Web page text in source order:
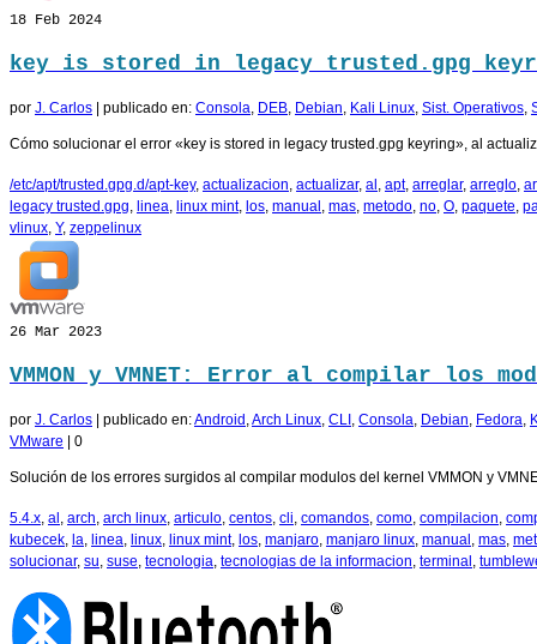
18 Feb 2024
key is stored in legacy trusted.gpg
por J. Carlos publicado en: Consola, DEB, Debian, Kali Linux, Sist. Operativos,
Cómo solucionar el error «key is stored in legacy trusted.gpg keyring», al
/etc/apt/trusted.gpg.d/apt-key, actualizacion, actualizar, al , apt, arreglar, arreglo,
legacy trusted.gpg, linea, linux mint, los, manual , mas, metodo, no, O, paquete,
vlinux, Y, zeppelinux
26 Mar 2023
VMMON y VMNET: Error al compilar los
por J. Carlos | publicado en:Android Arch Linux CLI Consola Debian Fedora
VMware | 0
Solución de los errores surgidos al compilar modulos del kernel VMMON y
5.4.x al arch arch linux articulo centos cli comandos como compilacion
kubecek la linea linux linux mint, los manjaro manjaro linux manual mas
solucionar, su suse tecnologia tecnologias de la informacion terminal